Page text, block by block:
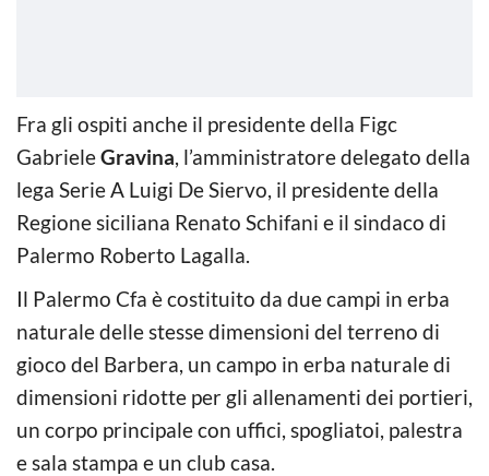
Fra gli ospiti anche il presidente della Figc
GabrieleGravina, l’amministratore delegato della
lega Serie A Luigi De Siervo, il presidente della
Regione siciliana Renato Schifani e il sindaco di
Palermo Roberto Lagalla.
Il Palermo Cfa è costituito da due campi in erba
naturale delle stesse dimensioni del terreno di
gioco del Barbera, un campo in erba naturale di
dimensioni ridotte per gli allenamenti dei portieri,
un corpo principale con uffici, spogliatoi, palestra
e sala stampa e un club casa.